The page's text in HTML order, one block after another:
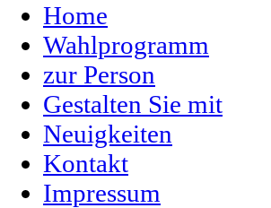
Home
Wahlprogramm
zur Person
Gestalten Sie mit
Neuigkeiten
Kontakt
Impressum